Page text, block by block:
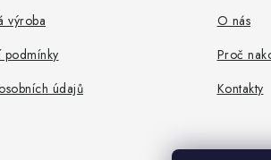
výroba
údajů
O nás
Proč
Kontakty